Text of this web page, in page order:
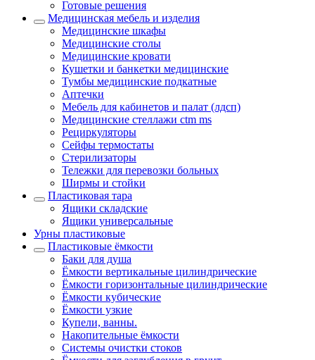
Готовые решения
Медицинская мебель и изделия
Медицинские шкафы
Медицинские столы
Медицинские кровати
Кушетки и банкетки медицинские
Тумбы медицинские подкатные
Аптечки
Мебель для кабинетов и палат (лдсп)
Медицинские стеллажи ctm ms
Рециркуляторы
Сейфы термостаты
Стерилизаторы
Тележки для перевозки больных
Ширмы и стойки
Пластиковая тара
Ящики складские
Ящики универсальные
Урны пластиковые
Пластиковые ёмкости
Баки для душа
Ёмкости вертикальные цилиндрические
Ёмкости горизонтальные цилиндрические
Ёмкости кубические
Ёмкости узкие
Купели, ванны.
Накопительные ёмкости
Системы очистки стоков